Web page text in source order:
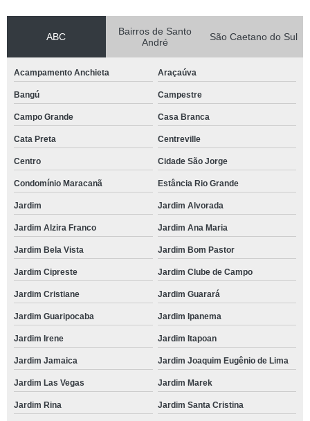
ABC
Bairros de Santo
André
São Caetano do Sul
Acampamento Anchieta Araçaúva
Bangú Campestre
Campo Grande Casa Branca
Cata Preta Centreville
Centro Cidade São Jorge
Condomínio Maracanã Estância Rio Grande
Jardim Jardim Alvorada
Jardim Alzira Franco Jardim Ana Maria
Jardim Bela Vista Jardim Bom Pastor
Jardim Cipreste Jardim Clube de Campo
Jardim Cristiane Jardim Guarará
Jardim Guaripocaba Jardim Ipanema
Jardim Irene Jardim Itapoan
Jardim Jamaica Jardim Joaquim Eugênio de Lima
Jardim Las Vegas Jardim Marek
Jardim Rina Jardim Santa Cristina